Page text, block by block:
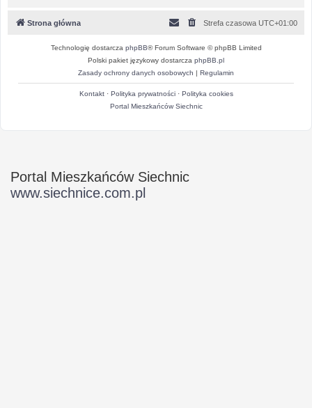
Strona główna Strefa czasowa UTC+01:00
Technologię dostarcza phpBB® Forum Software © phpBB Limited
Polski pakiet językowy dostarcza phpBB.pl
Zasady ochrony danych osobowych | Regulamin
Kontakt· Polityka prywatności· Polityka cookies
Portal Mieszkańców Siechnic
Portal Mieszkańców Siechnic
www.siechnice.com.pl